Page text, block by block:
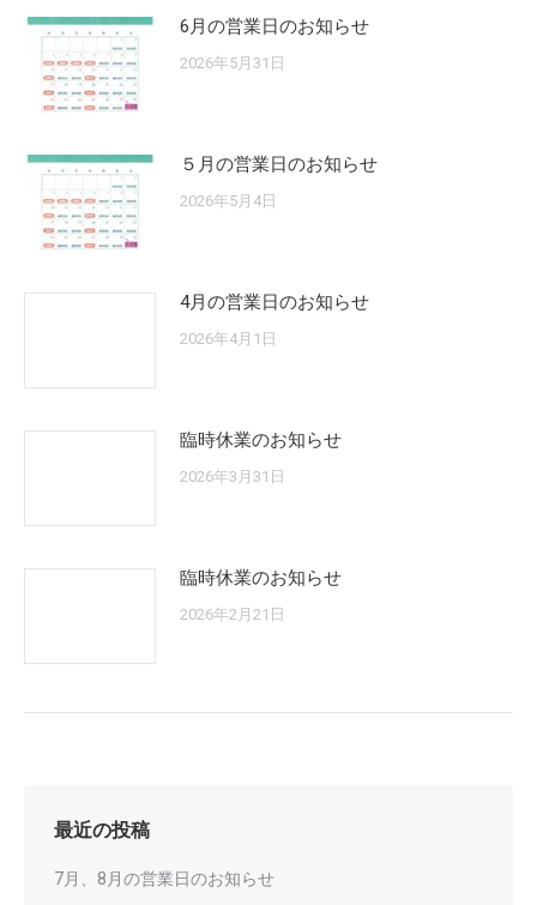
6月の営業日のお知らせ
2026年5月31日
５月の営業日のお知らせ
2026年5月4日
4月の営業日のお知らせ
2026年4月1日
臨時休業のお知らせ
2026年3月31日
臨時休業のお知らせ
2026年2月21日
最近の投稿
7月、8月の営業日のお知らせ